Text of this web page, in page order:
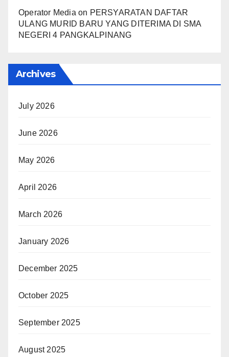
Operator Mediaon PERSYARATAN DAFTAR
ULANG MURID BARU YANG DITERIMA DI SMA
NEGERI 4 PANGKALPINANG
Archives
July 2026
June 2026
May 2026
April 2026
March 2026
January 2026
December 2025
October 2025
September 2025
August 2025